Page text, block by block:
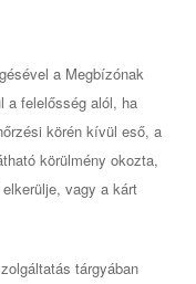
a Megbízónak
a felelősség alól, ha
körén kívül eső, a
körülmény okozta,
vagy a kárt
tárgyában